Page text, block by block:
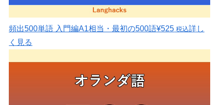
頻出500単語 入門編A1相当・最初の500語¥525 税込詳し
く見る